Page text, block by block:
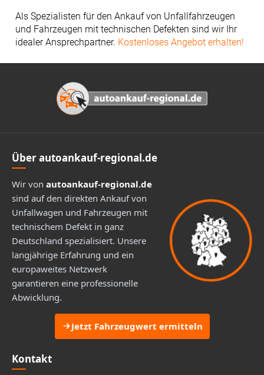
Als Spezialisten für den Ankauf von Unfallfahrzeugen
und Fahrzeugen mit technischen Defekten sind wir Ihr
idealer Ansprechpartner. Kostenloses Angebot erhalten!
Über autoankauf-regional.de
Wir von autoankauf-regional.de
sind auf den direkten Ankauf von
Unfallwagen und Fahrzeugen mit
technischem Defekt in ganz
Deutschland spezialisiert. Unsere
langjährige Erfahrung und ein
europaweites Netzwerk
garantieren eine professionelle
Abwicklung.
Jetzt Fahrzeugwert ermitteln
Kontakt